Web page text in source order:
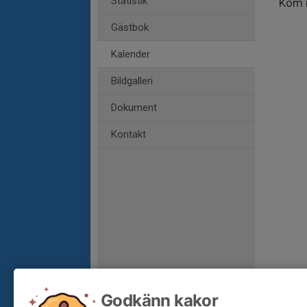
Gästbok
Kalender
Bildgalleri
Dokument
Kontakt
Kom
Godkänn kakor